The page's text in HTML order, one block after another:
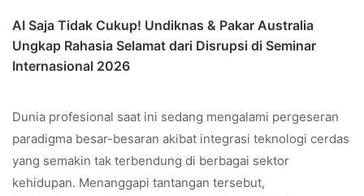
AI Saja Tidak Cukup! Undiknas & Pakar Australia
Ungkap Rahasia Selamat dari Disrupsi di Seminar
Internasional 2026
Dunia profesional saat ini sedang mengalami pergeseran
paradigma besar-besaran akibat integrasi teknologi cerdas
yang semakin tak terbendung di berbagai sektor
kehidupan. Menanggapi tantangan tersebut,